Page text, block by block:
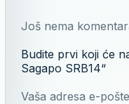
Još nema
Budite prvi koji će
Sagapo SRB14“
Vaša adresa e-